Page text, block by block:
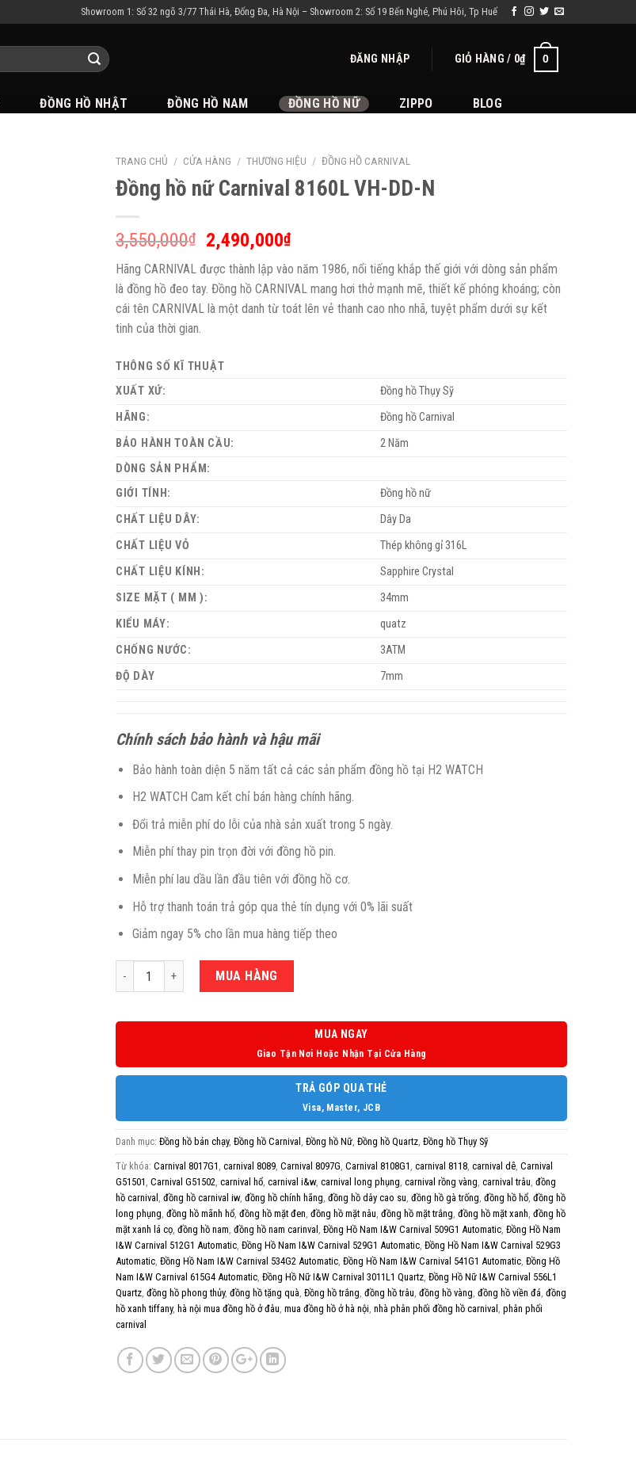
Showroom 1: Số 32 ngõ 3/77 Thái Hà, Đống Đa, Hà Nội – Showroom 2: Số 19 Bến Nghé, Phú Hôi, Tp Huế
ĐĂNG NHẬP GIỎ HÀNG / 0₫ 0
ĐỒNG HỒ NHẬT ĐỒNG HỒ NAM ĐỒNG HỒ NỮ ZIPPO BLOG
TRANG CHỦ / CỬA HÀNG / THƯƠNG HIỆU / ĐỒNG HỒ CARNIVAL
Đồng hồ nữ Carnival 8160L VH-DD-N
3,550,000₫ 2,490,000₫
Hãng CARNIVAL được thành lập vào năm 1986, nổi tiếng khắp thế giới với dòng sản phẩm
là đồng hồ đeo tay. Đồng hồ CARNIVAL mang hơi thở mạnh mẽ, thiết kế phóng khoáng; còn
cái tên CARNIVAL là một danh từ toát lên vẻ thanh cao nho nhã, tuyệt phẩm dưới sự kết
tinh của thời gian.
THÔNG SỐ KĨ THUẬT
XUẤT XỨ:
Đồng hồ Thụy Sỹ
HÃNG:
Đồng hồ Carnival
BẢO HÀNH TOÀN CẦU:
2 Năm
DÒNG SẢN PHẨM:
GIỚI TÍNH:
Đồng hồ nữ
CHẤT LIỆU DÂY:
Dây Da
CHẤT LIỆU VỎ
Thép không gỉ 316L
CHẤT LIỆU KÍNH:
Sapphire Crystal
SIZE MẶT ( MM ):
34mm
KIỂU MÁY:
quatz
CHỐNG NƯỚC:
3ATM
ĐỘ DÀY
7mm
Chính sách bảo hành và hậu mãi
Bảo hành toàn diện 5 năm tất cả các sản phẩm đồng hồ tại H2 WATCH
H2 WATCH Cam kết chỉ bán hàng chính hãng.
Đổi trả miễn phí do lỗi của nhà sản xuất trong 5 ngày.
Miễn phí thay pin trọn đời với đồng hồ pin.
Miễn phí lau dầu lần đầu tiên với đồng hồ cơ.
Hỗ trợ thanh toán trả góp qua thẻ tín dụng với 0% lãi suất
Giảm ngay 5% cho lần mua hàng tiếp theo
Số lượng MUA HÀNG
MUA NGAY
Giao Tận Nơi Hoặc Nhận Tại Cửa Hàng
TRẢ GÓP QUA THẺ
Visa, Master, JCB
Danh mục: Đồng hồ bán chạy, Đồng hồ Carnival Đồng hồ Nữ Đồng hồ Quartz Đồng hồ Thụy Sỹ
Từ khóa: Carnival 8017G1 carnival 8089 Carnival 8097G Carnival 8108G1 carnival 8118 carnival dê Carnival
G51501 Carnival G51502 carnival hổ carnival i&w, carnival long phụng carnival rồng vàng carnival trâu đồng
hồ carnival
đồng hồ carnival iw, đồng hồ chính hãng đồng hồ dây cao su đồng hồ gà trống đồng hồ hổ đồng hồ
long phụng đồng hồ mãnh hổ đồng hồ mặt đen đồng hồ mặt nâu đồng hồ mặt trắng đồng hồ mặt xanh đồng hồ
mặt xanh lá cọ đồng hồ nam đồng hồ nam carinval Đồng Hồ Nam I&W Carnival 509G1 Automatic Đồng Hồ Nam
I&W Carnival 512G1 Automatic Đồng Hồ Nam I&W Carnival 529G1 Automatic Đồng Hồ Nam I&W Carnival 529G3
Automatic Đồng Hồ Nam I&W Carnival 534G2 Automatic Đồng Hồ Nam I&W Carnival 541G1 Automatic Đồng Hồ
Nam I&W Carnival 615G4 Automatic Đồng Hồ Nữ I&W Carnival 3011L1 Quartz Đồng Hồ Nữ I&W Carnival 556L1
Quartz đồng hồ phong thủy, đồng hồ tặng quà Đồng hồ trắng đồng hồ trâu đồng hồ vàng đồng hồ viền đá đồng
hồ xanh tiffany, hà nội mua đồng hồ ở đâu mua đồng hồ ở hà nội nhà phân phối đồng hồ carnival
phân phối
carnival